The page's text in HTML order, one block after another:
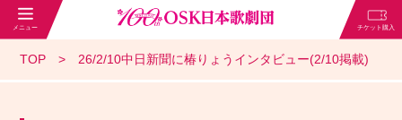
TOP 26/2/10中日新聞に椿りょうインタビュー(2/10掲載)